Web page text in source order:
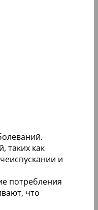
таких как
и
потребления
что